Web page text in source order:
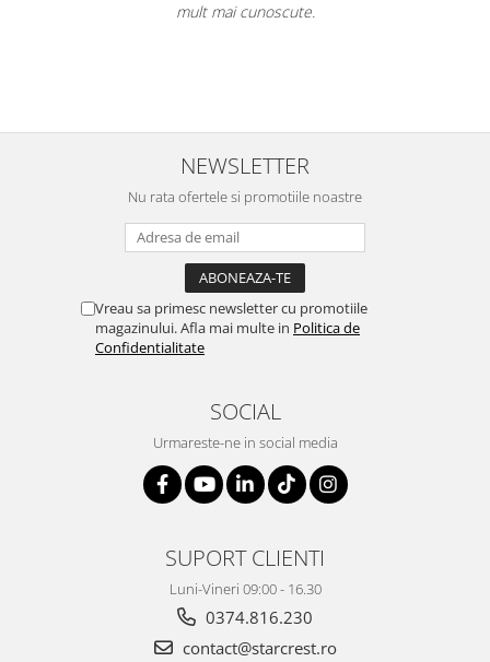
mult mai cunoscute.
NEWSLETTER
Nu rata ofertele si promotiile noastre
Vreau sa primesc newsletter cu promotiile
magazinului. Afla mai multe in Politica de
Confidentialitate
SOCIAL
Urmareste-ne in social media
SUPORT CLIENTI
Luni-Vineri 09:00 - 16.30
0374.816.230
contact@starcrest.ro